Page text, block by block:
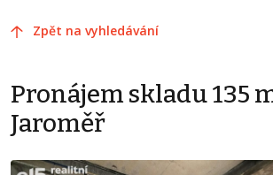
Zpět na vyhledávání
Pronájem skladu 135
Jaroměř